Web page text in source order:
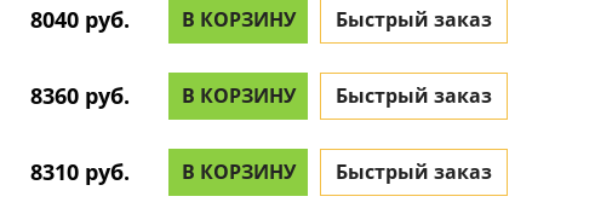
8040 руб. В КОРЗИНУ Быстрый заказ
8360 руб. В КОРЗИНУ Быстрый заказ
8310 руб. В КОРЗИНУ Быстрый заказ